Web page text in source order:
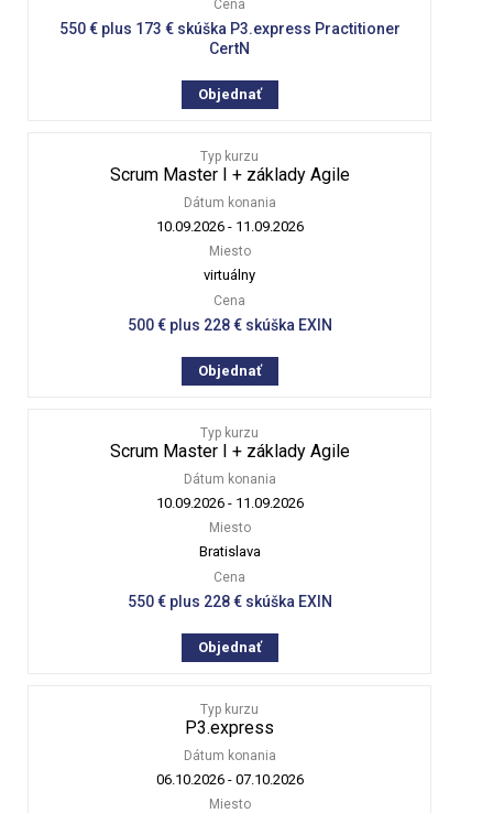
Cena
550 € plus 173 € skúška P3.express Practitioner
CertN
Objednať
Typ kurzu
Scrum Master I + základy Agile
Dátum konania
10.09.2026- 11.09.2026
Miesto
virtuálny
Cena
500 € plus 228 € skúška EXIN
Objednať
Typ kurzu
Scrum Master I + základy Agile
Dátum konania
10.09.2026- 11.09.2026
Miesto
Bratislava
Cena
550 € plus 228 € skúška EXIN
Objednať
Typ kurzu
P3.express
Dátum konania
06.10.2026- 07.10.2026
Miesto